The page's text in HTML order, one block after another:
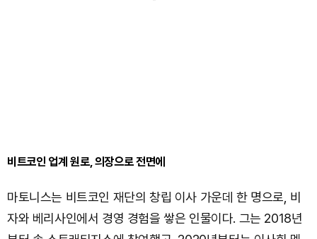
비트코인 업계 원로, 의장으로 전면에
마토니스는 비트코인 재단의 창립 이사 가운데 한 명으로, 비
자와 베리사인에서 경영 경험을 쌓은 인물이다. 그는 2018년